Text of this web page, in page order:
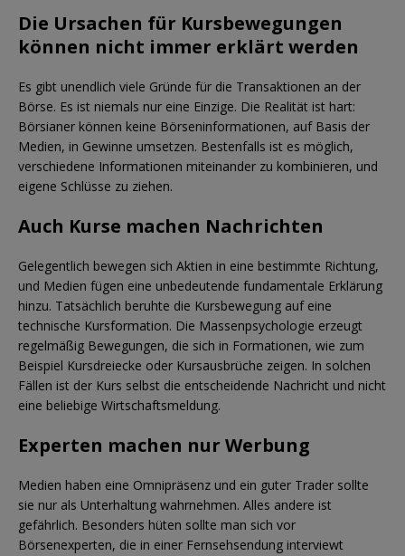
Die Ursachen für Kursbewegungen
können nicht immer erklärt werden
Es gibt unendlich viele Gründe für die Transaktionen an der
Börse. Es ist niemals nur eine Einzige. Die Realität ist hart:
Börsianer können keine Börseninformationen, auf Basis der
Medien, in Gewinne umsetzen. Bestenfalls ist es möglich,
verschiedene Informationen miteinander zu kombinieren, und
eigene Schlüsse zu ziehen.
Auch Kurse machen Nachrichten
Gelegentlich bewegen sich Aktien in eine bestimmte Richtung,
und Medien fügen eine unbedeutende fundamentale Erklärung
hinzu. Tatsächlich beruhte die Kursbewegung auf eine
technische Kursformation. Die Massenpsychologie erzeugt
regelmäßig Bewegungen, die sich in Formationen, wie zum
Beispiel Kursdreiecke oder Kursausbrüche zeigen. In solchen
Fällen ist der Kurs selbst die entscheidende Nachricht und nicht
eine beliebige Wirtschaftsmeldung.
Experten machen nur Werbung
Medien haben eine Omnipräsenz und ein guter Trader sollte
sie nur als Unterhaltung wahrnehmen. Alles andere ist
gefährlich. Besonders hüten sollte man sich vor
Börsenexperten, die in einer Fernsehsendung interviewt